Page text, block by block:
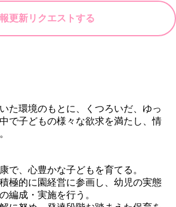
更新リクエストする
た環境のもとに、くつろいだ、ゆっ
で子どもの様々な欲求を満たし、情
で、心豊かな子どもを育てる。
極的に園経営に参画し、幼児の実態
編成・実施を行う。